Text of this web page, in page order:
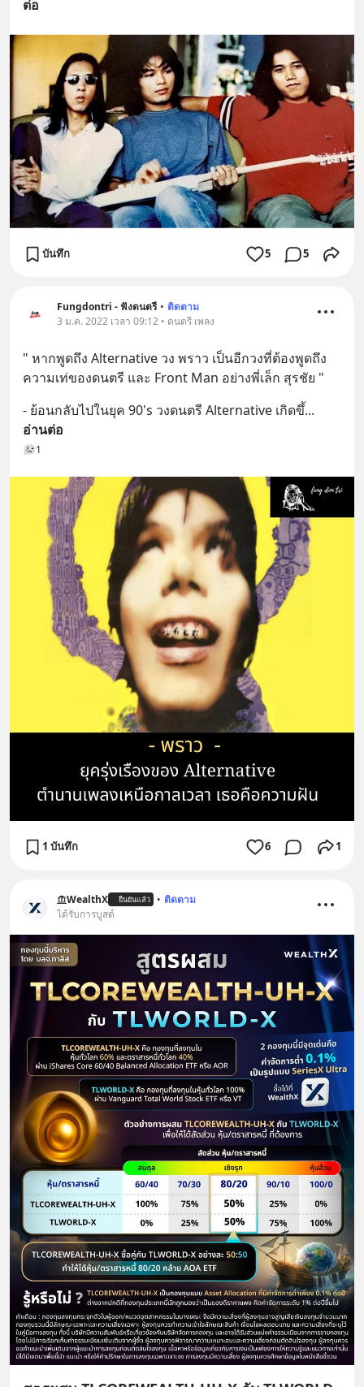
ต่อ
บันทึก 5 5
Fungdontri - ฟังดนตรี • ติดตาม
3 ม.ค. 2022 เวลา 09:12 • ดนตรี เพลง
" หากพูดถึง Alternative วง พราว เป็นอีกวงที่ต้องพูดถึง
ความเท่ของดนตรี และ Front Man อย่างพี่เล็ก สุรชัย "
- ย้อนกลับไปในยุค 90's วงดนตรี Alternative เกิดขึ้
อ่านต่อ
1
1 บันทึก 6 1
WealthX ยืนยันแล้ว • ติดตาม
ได้รับการบูสต์